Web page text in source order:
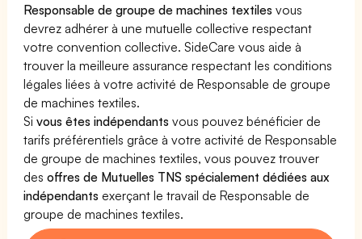
Responsable de groupe de machines textiles vous
devrez adhérer à une mutuelle collective respectant
votre convention collective. SideCare vous aide à
trouver la meilleure assurance respectant les conditions
légales liées à votre activité de Responsable de groupe
de machines textiles.
Sivous êtes indépendants vous pouvez bénéficier de
tarifs préférentiels grâce à votre activité de Responsable
de groupe de machines textiles, vous pouvez trouver
desoffres de Mutuelles TNS spécialement dédiées aux
indépendants exerçant le travail de Responsable de
groupe de machines textiles.